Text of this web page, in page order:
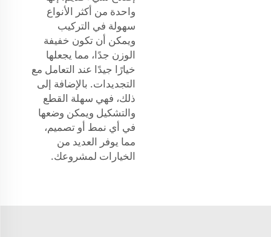
واحدة من أكثر الأنواع
سهولة في التركيب
ويمكن أن تكون خفيفة
الوزن جدًا، مما يجعلها
خيارًا جيدًا عند التعامل مع
التجديدات. بالإضافة إلى
ذلك، فهي سهلة القطع
والتشكيل ويمكن وضعها
في أي نمط أو تصميم،
مما يوفر العديد من
الخيارات لمشروعك.